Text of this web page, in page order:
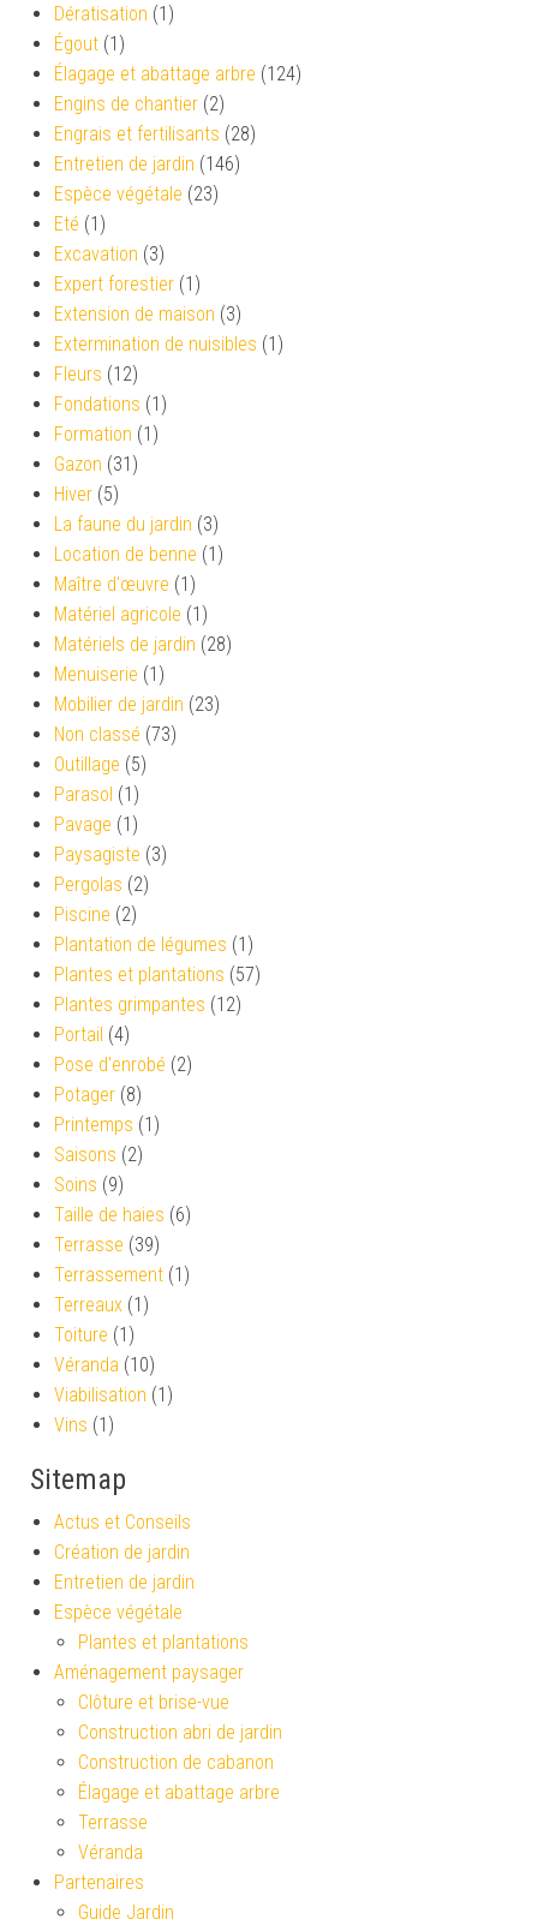
Dératisation (1)
Égout (1)
Élagage et abattage arbre (124)
Engins de chantier (2)
Engrais et fertilisants (28)
Entretien de jardin (146)
Espèce végétale (23)
Eté (1)
Excavation (3)
Expert forestier (1)
Extension de maison (3)
Extermination de nuisibles (1)
Fleurs (12)
Fondations (1)
Formation (1)
Gazon (31)
Hiver (5)
La faune du jardin (3)
Location de benne (1)
Maître d'œuvre (1)
Matériel agricole (1)
Matériels de jardin (28)
Menuiserie (1)
Mobilier de jardin (23)
Non classé (73)
Outillage (5)
Parasol (1)
Pavage (1)
Paysagiste (3)
Pergolas (2)
Piscine (2)
Plantation de légumes (1)
Plantes et plantations (57)
Plantes grimpantes (12)
Portail (4)
Pose d'enrobé (2)
Potager (8)
Printemps (1)
Saisons (2)
Soins (9)
Taille de haies (6)
Terrasse (39)
Terrassement (1)
Terreaux (1)
Toiture (1)
Véranda (10)
Viabilisation (1)
Vins (1)
Sitemap
Actus et Conseils
Création de jardin
Entretien de jardin
Espèce végétale
Plantes et plantations
Aménagement paysager
Clôture et brise-vue
Construction abri de jardin
Construction de cabanon
Élagage et abattage arbre
Terrasse
Véranda
Partenaires
Guide Jardin